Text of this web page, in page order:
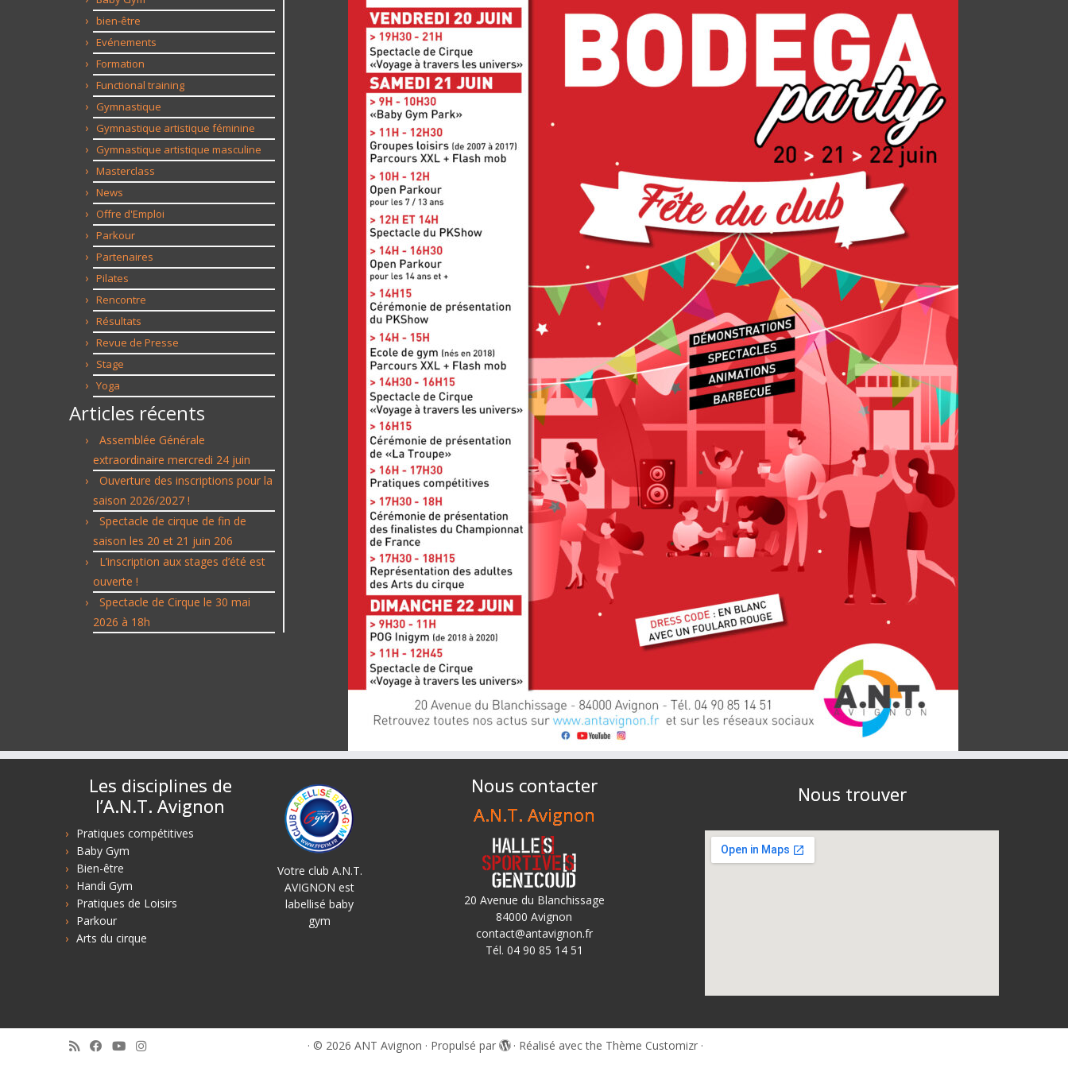
bien-être
Evénements
Formation
Functional training
Gymnastique
Gymnastique artistique féminine
Gymnastique artistique masculine
Masterclass
News
Offre d'Emploi
Parkour
Partenaires
Pilates
Rencontre
Résultats
Revue de Presse
Stage
Yoga
Articles récents
Assemblée Générale
extraordinaire mercredi 24 juin
Ouverture des inscriptions pour la
saison 2026/2027 !
Spectacle de cirque de fin de
saison les 20 et 21 juin 206
L’inscription aux stages d’été est
ouverte !
Spectacle de Cirque le 30 mai
2026 à 18h
Les disciplines de
l’A.N.T. Avignon
Pratiques compétitives
Baby Gym
Bien-être
Handi Gym
Pratiques de Loisirs
Parkour
Arts du cirque
Votre club A.N.T.
AVIGNON est
labellisé baby
gym
Nous contacter
A.N.T. Avignon
20 Avenue du Blanchissage
84000 Avignon
contact@antavignon.fr
Tél. 04 90 85 14 51
Nous trouver
· © 2026 ANT Avignon · Propulsé par · Réalisé avec the Thème Customizr ·